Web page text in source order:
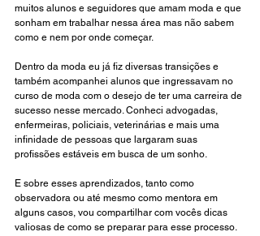
muitos alunos e seguidores que amam moda e que
sonham em trabalhar nessa área mas não sabem
como e nem por onde começar.
Dentro da moda eu já fiz diversas transições e
também acompanhei alunos que ingressavam no
curso de moda com o desejo de ter uma carreira de
sucesso nesse mercado. Conheci advogadas,
enfermeiras, policiais, veterinárias e mais uma
infinidade de pessoas que largaram suas
profissões estáveis em busca de um sonho.
E sobre esses aprendizados, tanto como
observadora ou até mesmo como mentora em
alguns casos, vou compartilhar com vocês dicas
valiosas de como se preparar para esse processo.